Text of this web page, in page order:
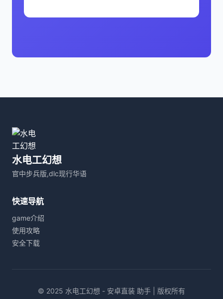
水电工幻想
官中步兵版,dlc现行华语
快速导航
game介绍
使用攻略
安全下载
© 2025 水电工幻想 - 安卓直装 助手 | 版权所有